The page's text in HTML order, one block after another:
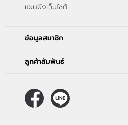
แผนผังเว็บไซต์
ข้อมูลสมาชิก
ลูกค้าสัมพันธ์